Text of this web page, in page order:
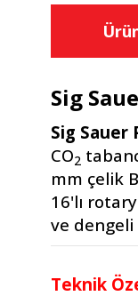
Sig
Sig Sauer
CO2
mm çelik
16'lı
ve dengeli
Teknik